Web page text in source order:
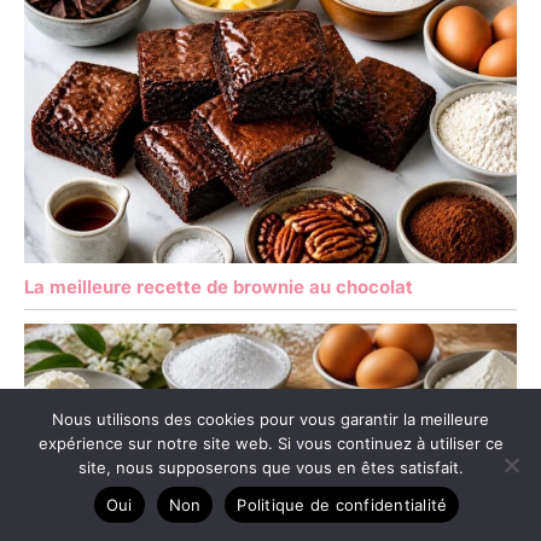
assiettes à gâteau,
assiettes creuses, tasses
et assiettes plates sont
également disponibles
dans notre boutique.
D'autres séries de la
marque vancasso telles
que Natsuki, Haruka,
Mandala, Macaron, Bella,
Bonbon, Navia sont
également disponibles.
La meilleure recette de brownie au chocolat
Nous utilisons des cookies pour vous garantir la meilleure
expérience sur notre site web. Si vous continuez à utiliser ce
site, nous supposerons que vous en êtes satisfait.
Oui
Non Politique de confidentialité